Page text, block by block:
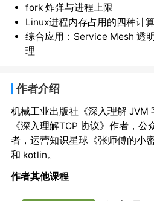
fork 炸弹与进程上限
Linux进程内存占用的四种计
综合应用：Service Mesh 透
理
作者介绍
机械工业出版社《深入理解 JVM
《深入理解TCP 协议》作者，
者，运营知识星球《张师傅的小
和 kotlin。
作者其他课程